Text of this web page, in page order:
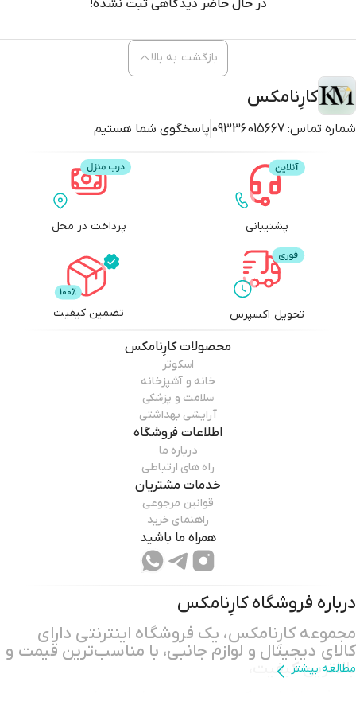
در حال حاضر دیدگاهی ثبت نشده!
کارِنامکس
شماره تماس: 09336015667 پاسخگوی شما هستیم
بازگشت به بالا
پشتیبانی پرداخت در محل
تحویل اکسپرس تضمین کیفیت
محصولاتکارِنامکس
اسکوتر
خانه و آشپزخانه
سلامت و پزشکی
آرایشی بهداشتی
اطلاعات فروشگاه
درباره ما
راه های ارتباطی
خدمات مشتریان
قوانین مرجوعی
راهنمای خرید
همراه ما باشید
درباره فروشگاهکارِنامکس
مجموعه کارِنامکس، یک فروشگاه اینترنتی دارای
کالای دیجیتال و لوازم جانبی، با مناسب‌ترین قیمت و
بالاترین کیفیت،
مطالعه بیشتر